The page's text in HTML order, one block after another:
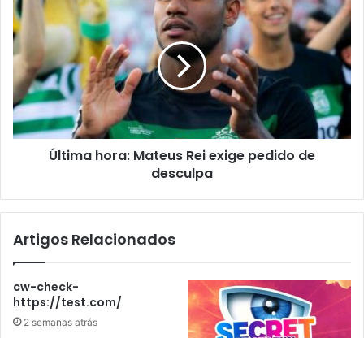
Última hora: Mateus Rei exige pedido de
desculpa
Artigos Relacionados
cw-check-
https://test.com/
2 semanas atrás